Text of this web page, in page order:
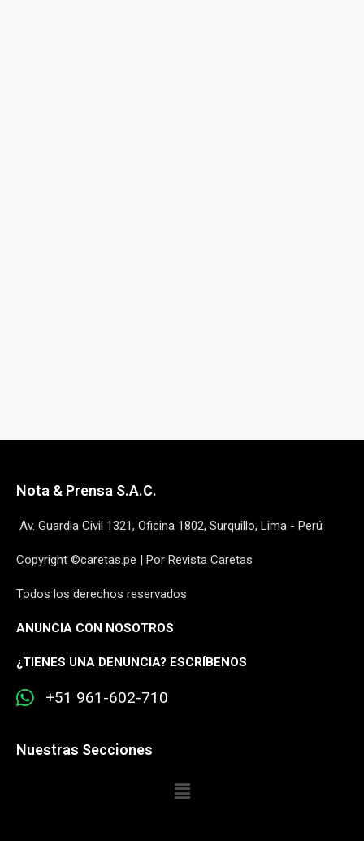
Nota & Prensa S.A.C.
Av. Guardia Civil 1321, Oficina 1802, Surquillo, Lima - Perú
Copyright ©caretas.pe | Por Revista Caretas
Todos los derechos reservados
ANUNCIA CON NOSOTROS
¿TIENES UNA DENUNCIA? ESCRÍBENOS
+51 961-602-710
Nuestras Secciones